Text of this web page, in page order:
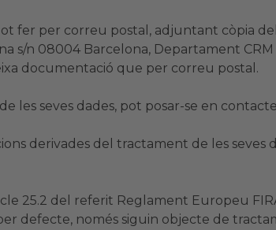
fer per correu postal, adjuntant còpia
s/n 08004 Barcelona, Departament
documentació que per correu postal.
les seves dades, pot posar-se en
derivades del tractament de les seves
25.2 del referit Reglament Europeu
defecte, només siguin objecte de